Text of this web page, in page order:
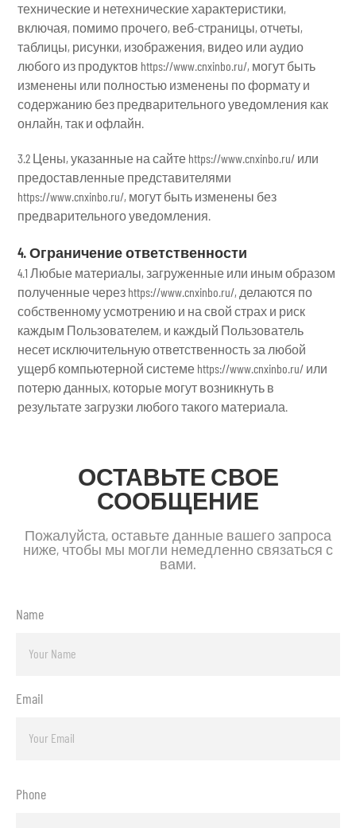
технические и нетехнические характеристики,
включая, помимо прочего, веб-страницы, отчеты,
таблицы, рисунки, изображения, видео или аудио
любого из продуктов https://www.cnxinbo.ru/, могут быть
изменены или полностью изменены по формату и
содержанию без предварительного уведомления как
онлайн, так и офлайн.
3.2 Цены, указанные на сайте https://www.cnxinbo.ru/ или
предоставленные представителями
https://www.cnxinbo.ru/, могут быть изменены без
предварительного уведомления.
4. Ограничение ответственности
4.1 Любые материалы, загруженные или иным образом
полученные через https://www.cnxinbo.ru/, делаются по
собственному усмотрению и на свой страх и риск
каждым Пользователем, и каждый Пользователь
несет исключительную ответственность за любой
ущерб компьютерной системе https://www.cnxinbo.ru/ или
потерю данных, которые могут возникнуть в
результате загрузки любого такого материала.
ОСТАВЬТЕ СВОЕ
СООБЩЕНИЕ
Пожалуйста, оставьте данные вашего запроса
ниже, чтобы мы могли немедленно связаться с
вами.
Name
Email
Phone